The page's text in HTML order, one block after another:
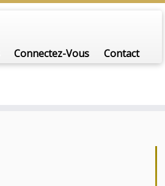
Connectez-Vous Contact